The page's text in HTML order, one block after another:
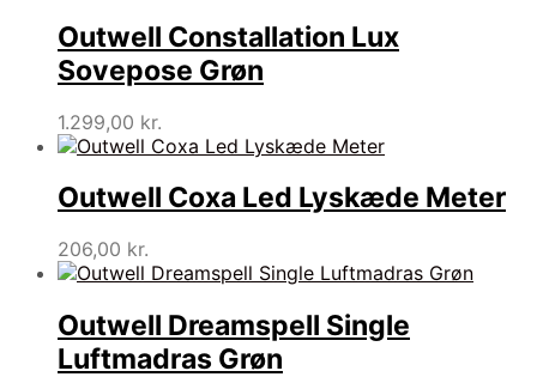
Outwell Constallation Lux
Sovepose Grøn
1.299,00 kr.
Outwell Coxa Led Lyskæde Meter
206,00 kr.
Outwell Dreamspell Single
Luftmadras Grøn